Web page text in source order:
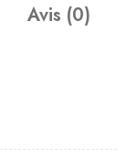
Avis (0)